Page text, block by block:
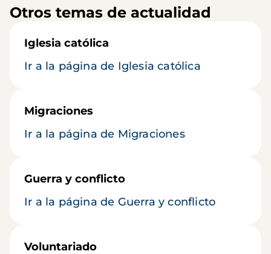
Otros temas de actualidad
Iglesia católica
Ir a la página de Iglesia católica
Migraciones
Ir a la página de Migraciones
Guerra y conflicto
Ir a la página de Guerra y conflicto
Voluntariado